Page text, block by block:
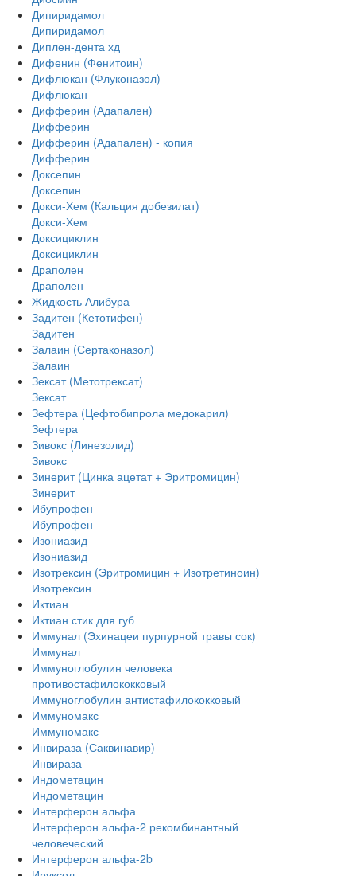
Дипиридамол
Дипиридамол
Диплен-дента хд
Дифенин (Фенитоин)
Дифлюкан (Флуконазол)
Дифлюкан
Дифферин (Адапален)
Дифферин
Дифферин (Адапален) - копия
Дифферин
Доксепин
Доксепин
Докси-Хем (Кальция добезилат)
Докси-Хем
Доксициклин
Доксициклин
Драполен
Драполен
Жидкость Алибура
Задитен (Кетотифен)
Задитен
Залаин (Сертаконазол)
Залаин
Зексат (Метотрексат)
Зексат
Зефтера (Цефтобипрола медокарил)
Зефтера
Зивокс (Линезолид)
Зивокс
Зинерит (Цинка ацетат + Эритромицин)
Зинерит
Ибупрофен
Ибупрофен
Изониазид
Изониазид
Изотрексин (Эритромицин + Изотретиноин)
Изотрексин
Иктиан
Иктиан стик для губ
Иммунал (Эхинацеи пурпурной травы сок)
Иммунал
Иммуноглобулин человека
противостафилококковый
Иммуноглобулин антистафилококковый
Иммуномакс
Иммуномакс
Инвираза (Саквинавир)
Инвираза
Индометацин
Индометацин
Интерферон альфа
Интерферон альфа-2 рекомбинантный
человеческий
Интерферон альфа-2b